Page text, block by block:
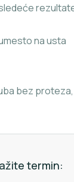
termin:
na usta
bez